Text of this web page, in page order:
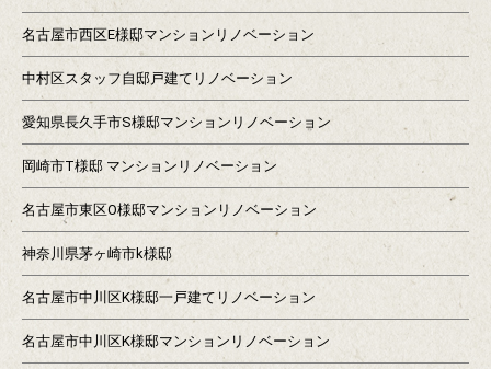
名古屋市西区E様邸マンションリノベーション
中村区スタッフ自邸戸建てリノベーション
愛知県長久手市S様邸マンションリノベーション
岡崎市T様邸 マンションリノベーション
名古屋市東区O様邸マンションリノベーション
神奈川県茅ヶ崎市k様邸
名古屋市中川区K様邸一戸建てリノベーション
名古屋市中川区K様邸マンションリノベーション